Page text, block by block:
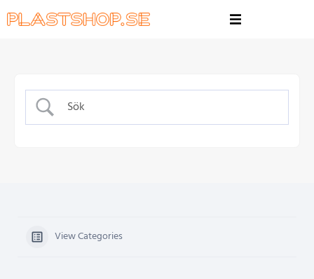
View Categories